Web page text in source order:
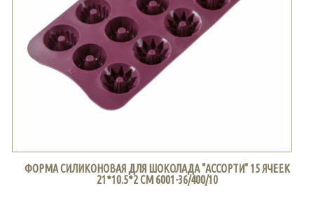
ФОРМА СИЛИКОНОВАЯ ДЛЯ ШОКОЛАДА "АССОРТИ" 15 ЯЧЕЕК
21*10.5*2 СМ 6001-36/400/10